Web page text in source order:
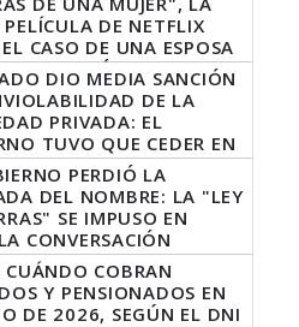
PELÍCULA DE NETFLIX
CASO DE UNA ESPOSA
A SU
DIO MEDIA SANCIÓN
DE LA
PRIVADA: EL
TUVO QUE CEDER EN
MANEJO DEL FUEGO
PERDIÓ LA
DEL NOMBRE: LA "LEY
SE IMPUSO EN
CONVERSACIÓN
CUÁNDO COBRAN
Y PENSIONADOS EN
DE 2026, SEGÚN EL DNI